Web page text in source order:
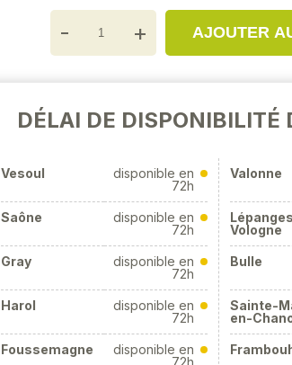
- + AJOUTER
DÉLAI DE DISPONIBILITÉ
Vesoul
disponible en
72h
Saône
disponible en
72h
Gray
disponible en
72h
Harol
disponible en
72h
Foussemagne
disponible en
72h
Valonne
Vologne
Bulle
Sainte-
en-